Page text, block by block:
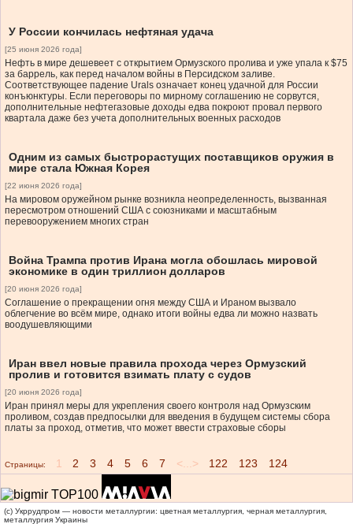
У России кончилась нефтяная удача
[25 июня 2026 года]
Нефть в мире дешевеет с открытием Ормузского пролива и уже упала к $75
за баррель, как перед началом войны в Персидском заливе.
Соответствующее падение Urals означает конец удачной для России
конъюнктуры. Если переговоры по мирному соглашению не сорвутся,
дополнительные нефтегазовые доходы едва покроют провал первого
квартала даже без учета дополнительных военных расходов
Одним из самых быстрорастущих поставщиков оружия в
мире стала Южная Корея
[22 июня 2026 года]
На мировом оружейном рынке возникла неопределенность, вызванная
пересмотром отношений США с союзниками и масштабным
перевооружением многих стран
Война Трампа против Ирана могла обошлась мировой
экономике в один триллион долларов
[20 июня 2026 года]
Соглашение о прекращении огня между США и Ираном вызвало
облегчение во всём мире, однако итоги войны едва ли можно назвать
воодушевляющими
Иран ввел новые правила прохода через Ормузский
пролив и готовится взимать плату с судов
[20 июня 2026 года]
Иран принял меры для укрепления своего контроля над Ормузским
проливом, создав предпосылки для введения в будущем системы сбора
платы за проход, отметив, что может ввести страховые сборы
Страницы: 1 2 3 4 5 6 7 <...> 122 123 124
(c) Укррудпром — новости металлургии: цветная металлургия, черная металлургия,
металлургия Украины